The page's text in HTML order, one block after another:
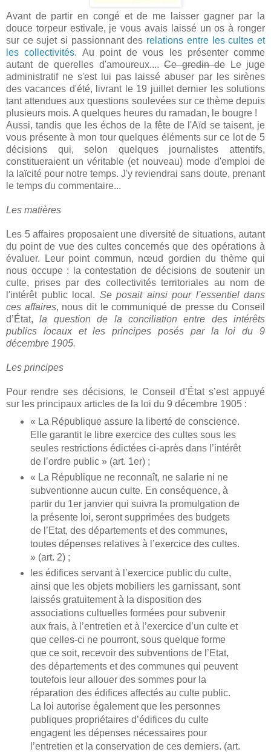
Avant de partir en congé et de me laisser gagner par la
douce torpeur estivale, je vous avais laissé un os à ronger
sur ce sujet si passionnant des relations entre les cultes et
les collectivités. Au point de vous les présenter comme
autant de querelles d'amoureux.... Ce gredin de Le juge
administratif ne s'est lui pas laissé abuser par les sirènes
des vacances d'été, livrant le 19 juillet dernier les solutions
tant attendues aux questions soulevées sur ce thème depuis
plusieurs mois. A quelques heures du ramadan, le bougre !
Aussi, tandis que les échos de la fête de l'Aïd se taisent, je
vous présente à mon tour quelques éléments sur ce lot de 5
décisions qui, selon quelques journalistes attentifs,
constitueraient un véritable (et nouveau) mode d'emploi de
la laïcité pour notre temps. J'y reviendrai sans doute, prenant
le temps du commentaire...
Les matières
Les 5 affaires proposaient une diversité de situations, autant
du point de vue des cultes concernés que des opérations à
évaluer. Leur point commun, nœud gordien du thème qui
nous occupe : la contestation de décisions de soutenir un
culte, prises par des collectivités territoriales au nom de
l'intérêt public local. Se posait ainsi pour l’essentiel dans
ces affaires, nous dit le communiqué de presse du Conseil
d’État,la question de la conciliation entre des intérêts
publics locaux et les principes posés par la loi du 9
décembre 1905.
Les principes
Pour rendre ses décisions, le Conseil d’État s’est appuyé
sur les principaux articles de la loi du 9 décembre 1905 :
« La République assure la liberté de conscience.
Elle garantit le libre exercice des cultes sous les
seules restrictions édictées ci-après dans l’intérêt
de l’ordre public » (art. 1er) ;
« La République ne reconnaît, ne salarie ni ne
subventionne aucun culte. En conséquence, à
partir du 1er janvier qui suivra la promulgation de
la présente loi, seront supprimées des budgets
de l’Etat, des départements et des communes,
toutes dépenses relatives à l’exercice des cultes.
» (art. 2) ;
les édifices servant à l’exercice public du culte,
ainsi que les objets mobiliers les garnissant, sont
laissés gratuitement à la disposition des
associations cultuelles formées pour subvenir
aux frais, à l’entretien et à l’exercice d’un culte et
que celles-ci ne pourront, sous quelque forme
que ce soit, recevoir des subventions de l’Etat,
des départements et des communes qui peuvent
toutefois leur allouer des sommes pour la
réparation des édifices affectés au culte public.
La loi autorise également que les personnes
publiques propriétaires d’édifices du culte
engagent les dépenses nécessaires pour
l’entretien et la conservation de ces derniers. (art.